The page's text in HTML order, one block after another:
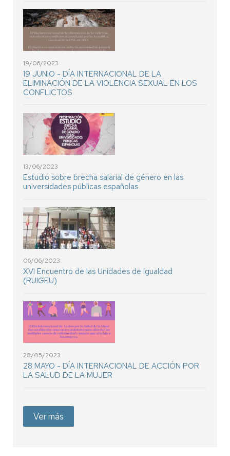
19/06/2023
19 JUNIO - DÍA INTERNACIONAL DE LA
ELIMINACIÓN DE LA VIOLENCIA SEXUAL EN LOS
CONFLICTOS
13/06/2023
Estudio sobre brecha salarial de género en las
universidades públicas españolas
06/06/2023
XVI Encuentro de las Unidades de Igualdad
(RUIGEU)
28/05/2023
28 MAYO - DÍA INTERNACIONAL DE ACCIÓN POR
LA SALUD DE LA MUJER
Ver más